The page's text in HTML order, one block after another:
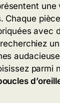
une
Chaque
avec
parmi